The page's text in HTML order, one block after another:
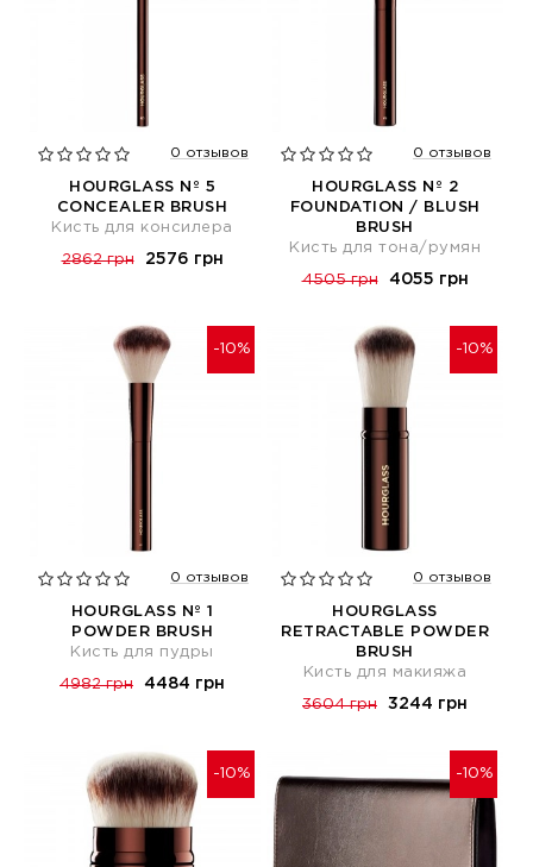
0 отзывов
HOURGLASS Nº 5
CONCEALER BRUSH
Кисть для консилера
2862 грн 2576 грн
0 отзывов
HOURGLASS Nº 2
FOUNDATION / BLUSH
BRUSH
Кисть для тона/румян
4505 грн 4055 грн
-10%
0 отзывов
HOURGLASS Nº 1
POWDER BRUSH
Кисть для пудры
4982 грн 4484 грн
-10%
0 отзывов
HOURGLASS
RETRACTABLE POWDER
BRUSH
Кисть для макияжа
3604 грн 3244 грн
-10% -10%